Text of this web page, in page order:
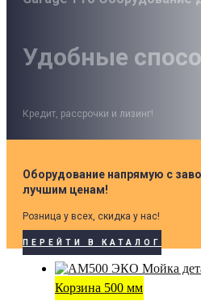
Удобные
Кредит, рассрочки и лизинг!
Оборудование напрямую с
лучшим ценам!
Розница у всех, скидка у нас!
ПЕРЕЙТИ В КАТАЛОГ
Корзина 500 мм